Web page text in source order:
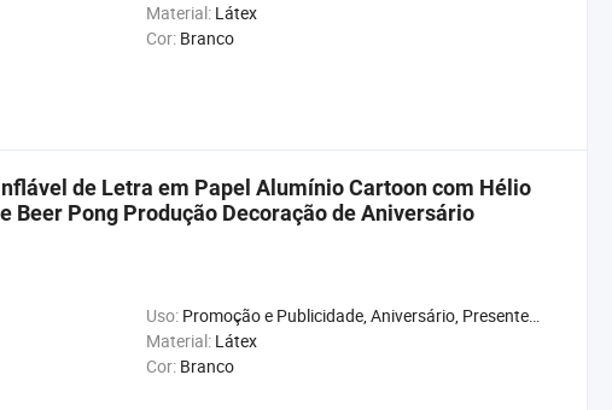
Material: Látex
Cor: Branco
de Letra em Papel Alumínio Cartoon com Hélio
Beer Pong Produção Decoração de Aniversário
Uso: Promoção e Publicidade, Aniversário, Presente, Casamento, Natal, Ano Novo, Chuveiro de Bebê, Carnaval, Aniversário
Material: Látex
Cor: Branco